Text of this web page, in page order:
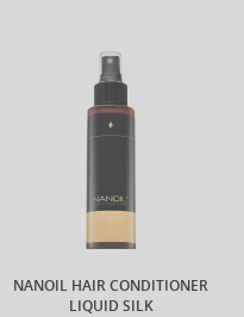
NANOIL HAIR CONDITIONER
LIQUID SILK